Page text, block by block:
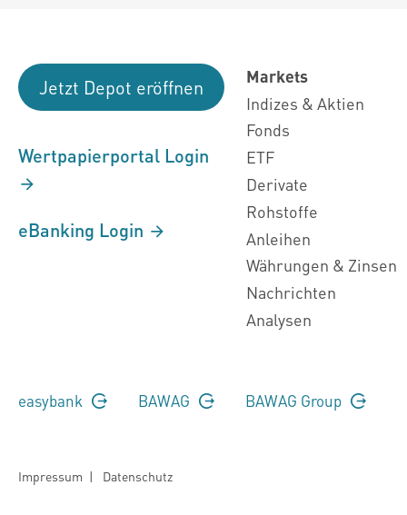
Jetzt Depot eröffnen
Wertpapierportal Login
eBanking Login
Markets
Indizes & Aktien
Fonds
ETF
Derivate
Rohstoffe
Anleihen
Währungen & Zinsen
Nachrichten
Analysen
easybank BAWAG BAWAG Group
Impressum | Datenschutz